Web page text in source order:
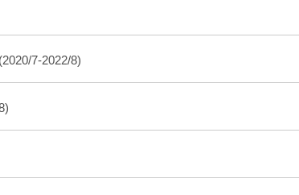
7-2022/8)